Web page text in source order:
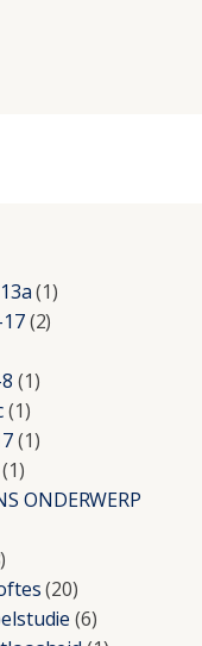
(1)
(2)
(1)
(1)
(1)
(1)
ONDERWERP
(20)
(6)